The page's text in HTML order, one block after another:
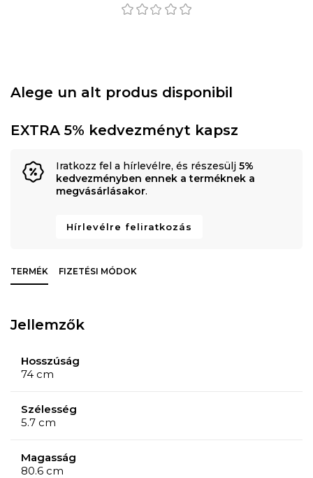
Alege un alt produs disponibil
EXTRA 5% kedvezményt kapsz
Iratkozz fel a hírlevélre, és részesülj 5%
kedvezményben ennek a terméknek a
megvásárlásakor.
Hírlevélre feliratkozás
TERMÉK FIZETÉSI MÓDOK
Jellemzők
Hosszúság
74 cm
Szélesség
5.7 cm
Magasság
80.6 cm